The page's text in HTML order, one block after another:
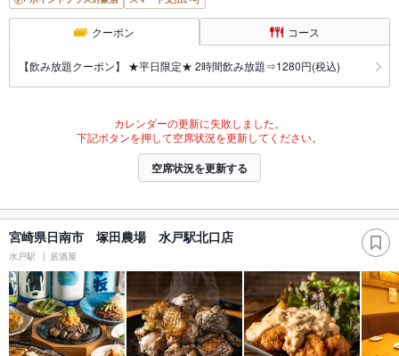
クーポン コース
【飲み放題クーポン】 ★平日限定★ 2時間飲み放題⇒1280円(税込)
カレンダーの更新に失敗しました。
下記ボタンを押して空席状況を更新してください。
空席状況を更新する
宮崎県日南市 塚田農場 水戸駅北口店
水戸駅 居酒屋